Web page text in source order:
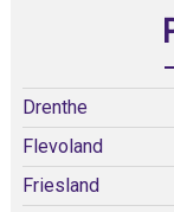
Drenthe
Flevoland
Friesland